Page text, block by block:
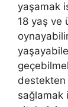
yaşamak
18 yaş ve
destekten
sağlamak